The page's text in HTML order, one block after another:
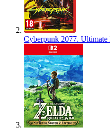
Cyberpunk 2077.